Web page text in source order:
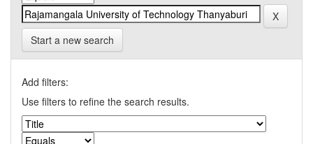
Start a new search
Add filters:
Use filters to refine the search results.